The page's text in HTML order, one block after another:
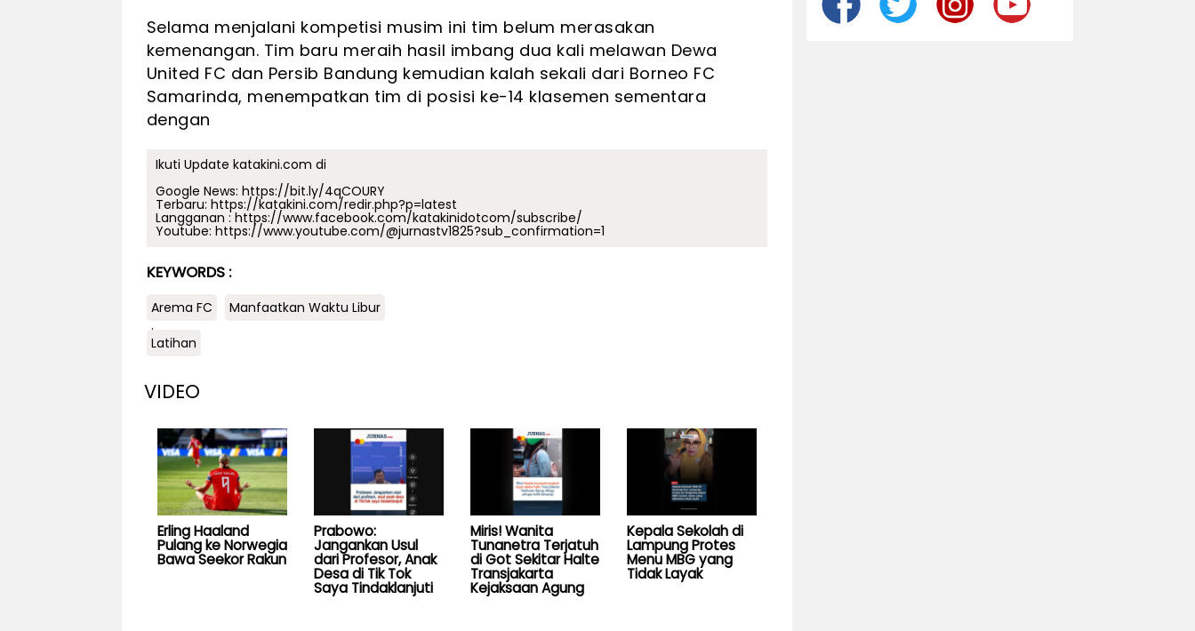
Selama menjalani kompetisi musim ini tim belum merasakan
kemenangan. Tim baru meraih hasil imbang dua kali melawan Dewa
United FC dan Persib Bandung kemudian kalah sekali dari Borneo FC
Samarinda, menempatkan tim di posisi ke-14 klasemen sementara
dengan
Ikuti Update katakini.com di
Google News: https://bit.ly/4qCOURY
Terbaru: https://katakini.com/redir.php?p=latest
Langganan : https://www.facebook.com/katakinidotcom/subscribe/
Youtube: https://www.youtube.com/@jurnastv1825?sub_confirmation=1
KEYWORDS :
Arema FC
Manfaatkan Waktu Libur
.
Latihan
VIDEO
Erling Haaland
Pulang ke Norwegia
Bawa Seekor Rakun
Prabowo:
Jangankan Usul
dari Profesor, Anak
Desa di Tik Tok
Saya Tindaklanjuti
Miris! Wanita
Tunanetra Terjatuh
di Got Sekitar Halte
Transjakarta
Kejaksaan Agung
Kepala Sekolah di
Lampung Protes
Menu MBG yang
Tidak Layak